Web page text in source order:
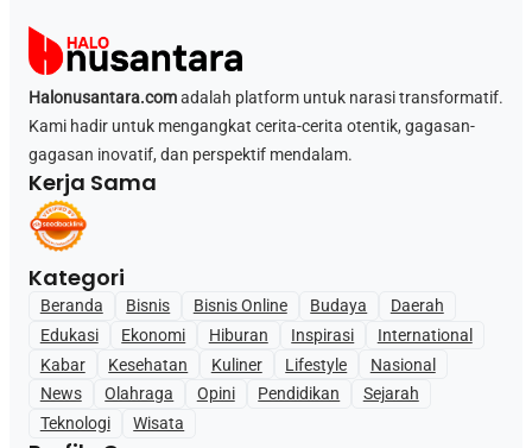
Halonusantara.comadalah platform untuk narasi transformatif.
Kami hadir untuk mengangkat cerita-cerita otentik, gagasan-
gagasan inovatif, dan perspektif mendalam.
Kerja Sama
Kategori
Beranda Bisnis Bisnis Online Budaya
Daerah
Edukasi
Ekonomi Hiburan Inspirasi
International
Kabar
Kesehatan Kuliner Lifestyle
Nasional
News
Olahraga Opini Pendidikan
Sejarah
Teknologi
Wisata